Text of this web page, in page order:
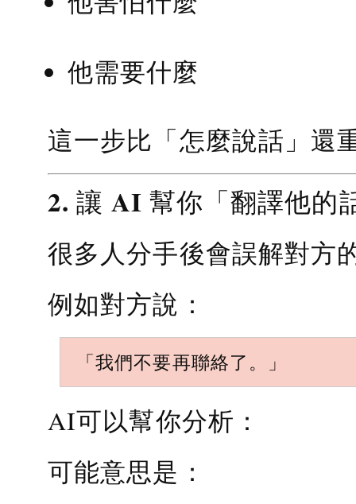
他需要什麼
這一步比「怎麼說話」還
2. 讓 AI 幫你「翻譯他的
很多人分手後會誤解對方
例如對方說：
「我們不要再聯絡了。」
AI可以幫你分析：
可能意思是：